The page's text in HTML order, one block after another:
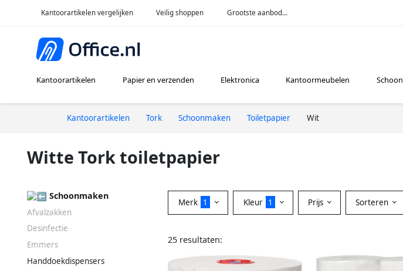
Kantoorartikelen vergelijken Veilig shoppen Grootste aanbod...
Kantoorartikelen Papier en verzenden Elektronica Kantoormeubelen
Kantoorartikelen Tork Schoonmaken Toiletpapier Wit
Witte Tork toiletpapier
Schoonmaken
Afvalzakken
Desinfectie
Emmers
Handdoekdispensers
Merk 1 Kleur 1 Prijs Sorteren
25 resultaten: